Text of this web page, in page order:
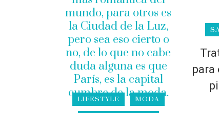
LIFESTYLE MODA
para